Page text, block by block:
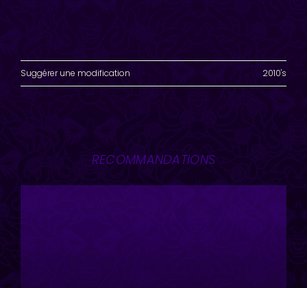
Suggérer une modification 2010's
RECOMMANDATIONS